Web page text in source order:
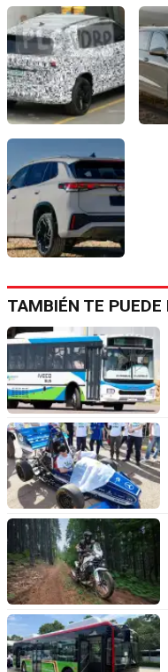
TAMBIÉN TE PUEDE